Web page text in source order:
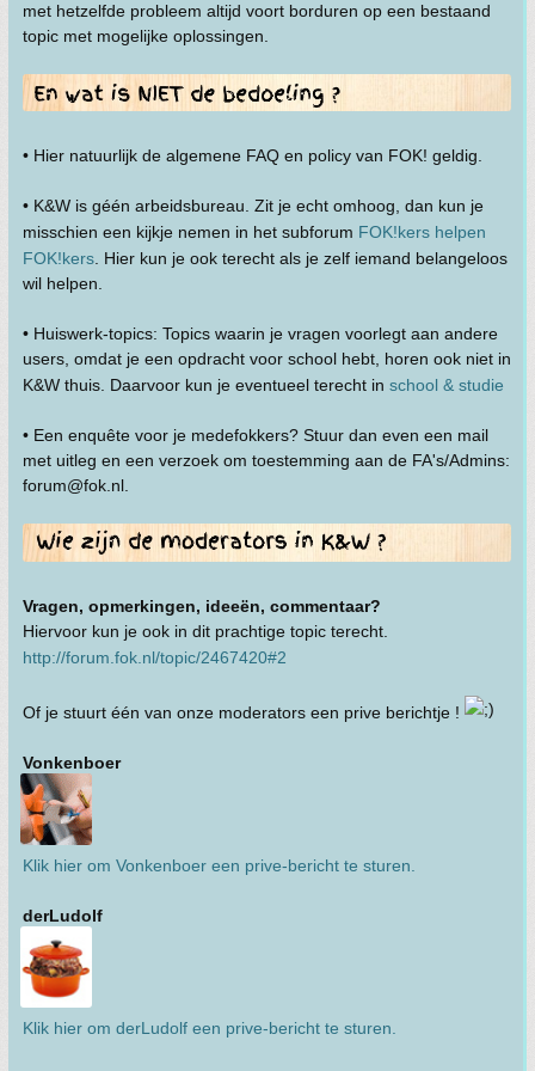
met hetzelfde probleem altijd voort borduren op een bestaand
topic met mogelijke oplossingen.
• Hier natuurlijk de algemene FAQ en policy van FOK! geldig.
• K&W is géén arbeidsbureau. Zit je echt omhoog, dan kun je
misschien een kijkje nemen in het subforum FOK!kers helpen
FOK!kers. Hier kun je ook terecht als je zelf iemand belangeloos
wil helpen.
• Huiswerk-topics: Topics waarin je vragen voorlegt aan andere
users, omdat je een opdracht voor school hebt, horen ook niet in
K&W thuis. Daarvoor kun je eventueel terecht in school & studie
• Een enquête voor je medefokkers? Stuur dan even een mail
met uitleg en een verzoek om toestemming aan de FA's/Admins:
forum@fok.nl.
Vragen, opmerkingen, ideeën, commentaar?
Hiervoor kun je ook in dit prachtige topic terecht.
http://forum.fok.nl/topic/2467420#2
Of je stuurt één van onze moderators een prive berichtje !
Vonkenboer
Klik hier om Vonkenboer een prive-bericht te sturen.
derLudolf
Klik hier om derLudolf een prive-bericht te sturen.